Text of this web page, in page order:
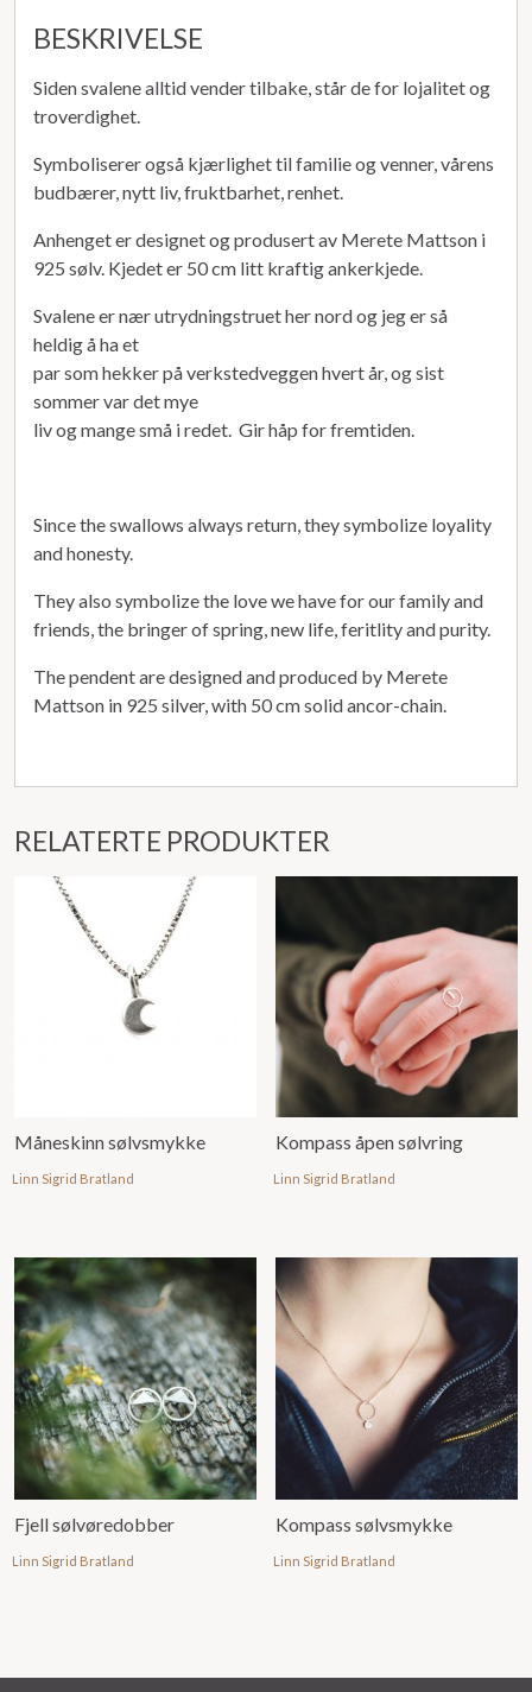
BESKRIVELSE
Siden svalene alltid vender tilbake, står de for lojalitet og
troverdighet.
Symboliserer også kjærlighet til familie og venner, vårens
budbærer, nytt liv, fruktbarhet, renhet.
Anhenget er designet og produsert av Merete Mattson i
925 sølv. Kjedet er 50 cm litt kraftig ankerkjede.
Svalene er nær utrydningstruet her nord og jeg er så
heldig å ha et
par som hekker på verkstedveggen hvert år, og sist
sommer var det mye
liv og mange små i redet. Gir håp for fremtiden.
Since the swallows always return, they symbolize loyality
and honesty.
They also symbolize the love we have for our family and
friends, the bringer of spring, new life, feritlity and purity.
The pendent are designed and produced by Merete
Mattson in 925 silver, with 50 cm solid ancor-chain.
RELATERTE PRODUKTER
Måneskinn sølvsmykke
Linn Sigrid Bratland
Kompass åpen sølvring
Linn Sigrid Bratland
Fjell sølvøredobber
Linn Sigrid Bratland
Kompass sølvsmykke
Linn Sigrid Bratland